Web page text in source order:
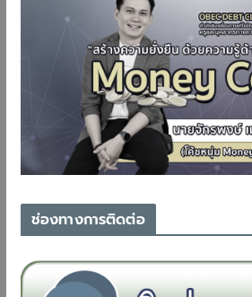
ช่องทางการติดต่อ